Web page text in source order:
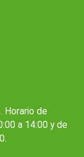
Horario de
a 14:00 y de